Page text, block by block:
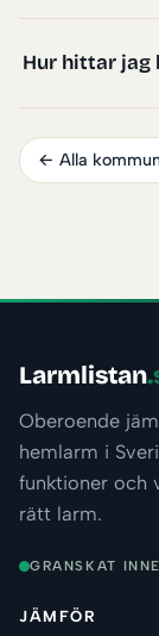
Hur hittar jag
← Alla
Larmlistan
Oberoende
hemlarm i
funktioner och
rätt larm.
GRANSKAT
JÄMFÖR